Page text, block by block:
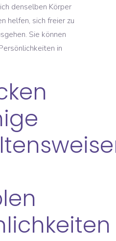
denselben Körper
helfen, sich freier zu
Sie können
in